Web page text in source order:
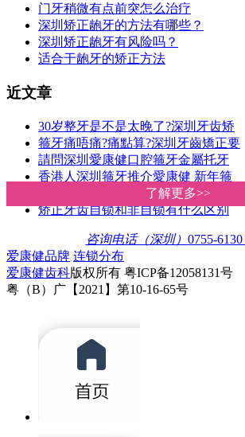
了解更多>>
了解更多>>
门牙稍微有点前突怎么治疗
深圳矫正龅牙的方法有哪些？
深圳矫正龅牙有风险吗？
适合于龅牙的矫正方法
近文章
30岁整牙是不是太晚了?深圳牙齿矫
箍牙痛唔痛?痛點算?深圳牙齒矯正要
請問深圳愛康健口腔箍牙金屬托牙
香港人深圳箍牙推介愛康健 新年箍
深圳羅湖箍牙邊間好?牙齒矯正價格
矫正牙齿自锁和非自锁有什么区别
咨询电话（深圳） 0755-6130
爱康健品牌 连锁分布
爱康健齿科版权所有 粤ICP备12058131号
粤（B）广【2021】第10-16-65号